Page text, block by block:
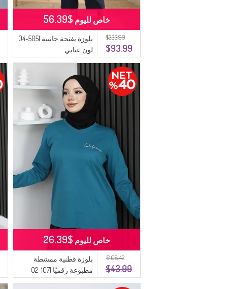
$233.99
$93.99
بلوزة بفتحة جانبية 5051-04
لون عنابي
خاص لليوم $56.39
$108.42
$43.99
بلوزة قطنية ممشطة
مطبوعة رقميًا 1071-02
بترولي
خاص لليوم $26.39